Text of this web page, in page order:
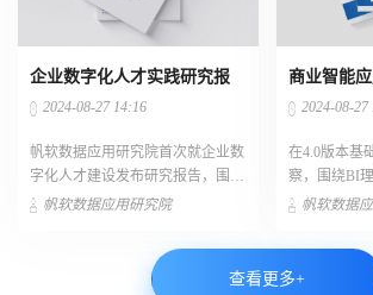
企业数字化人才实践研究报
告2024-08-27 14:16
帆软数据应用研究院首次就企业数
字化人才建设发布研究报告，围绕
“规划人才-培育人才-善用人才-保
全面洞察和案例解读。
帆软数据应用研究院
商业智能
2024-08-27
在4.0版本基
察，围绕BI
理、数据资
帆软数据
查看更多+